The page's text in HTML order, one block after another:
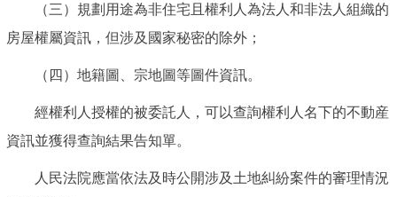
（三）規劃用途為非住宅且權利人為法人和非法人組織的
房屋權屬資訊，但涉及國家秘密的除外；
（四）地籍圖、宗地圖等圖件資訊。
經權利人授權的被委託人，可以查詢權利人名下的不動産
資訊並獲得查詢結果告知單。
人民法院應當依法及時公開涉及土地糾紛案件的審理情況